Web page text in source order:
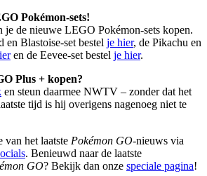
Pokémon-sets!
je de nieuwe LEGO Pokémon-sets kopen.
en Blastoise-set bestel je hier, de Pikachu en
en de Eevee-set bestel je hier.
Plus + kopen?
en steun daarmee NWTV – zonder dat het
tijd is hij overigens nagenoeg niet te
het laatste Pokémon GO-nieuws via
. Benieuwd naar de laatste
GO? Bekijk dan onze speciale pagina!